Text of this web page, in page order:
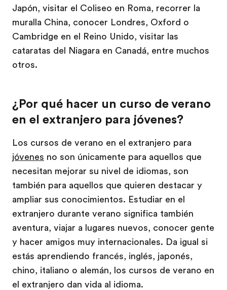
Japón, visitar el Coliseo en Roma, recorrer la
muralla China, conocer Londres, Oxford o
Cambridge en el Reino Unido, visitar las
cataratas del Niagara en Canadá, entre muchos
otros.
¿Por qué hacer un curso de verano
en el extranjero para jóvenes?
Los cursos de verano en el extranjero para
jóvenes no son únicamente para aquellos que
necesitan mejorar su nivel de idiomas, son
también para aquellos que quieren destacar y
ampliar sus conocimientos. Estudiar en el
extranjero durante verano significa también
aventura, viajar a lugares nuevos, conocer gente
y hacer amigos muy internacionales. Da igual si
estás aprendiendo francés, inglés, japonés,
chino, italiano o alemán, los cursos de verano en
el extranjero dan vida al idioma.